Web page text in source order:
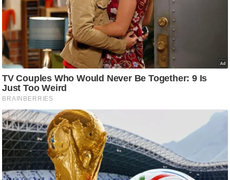
/
फै
न
घ
रे
लू
स्खे
प
र्य
ट
न